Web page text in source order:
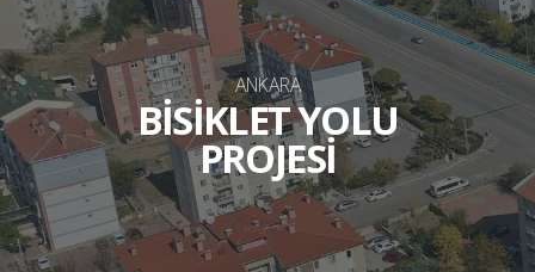
ANKARA
BİSİKLET YOLU
PROJESİ